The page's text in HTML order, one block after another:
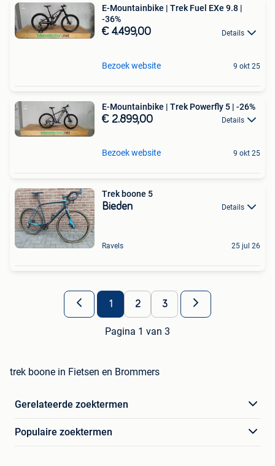
E-Mountainbike | Trek Fuel EXe 9.8 |
-36%
€ 4.499,00 Details
Bezoek website 9 okt 25
E-Mountainbike | Trek Powerfly 5 | -26%
€ 2.899,00 Details
Bezoek website 9 okt 25
Trek boone 5
Bieden Details
Ravels 25 jul 26
1 2 3
Pagina 1 van 3
trek boone in Fietsen en Brommers
Gerelateerde zoektermen
Populaire zoektermen